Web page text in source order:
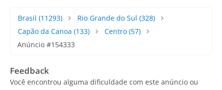
Brasil (11293) Rio Grande do Sul (328)
Capão da Canoa (133) Centro(57)
Anúncio #154333
Feedback
Você encontrou alguma dificuldade com este anúncio ou